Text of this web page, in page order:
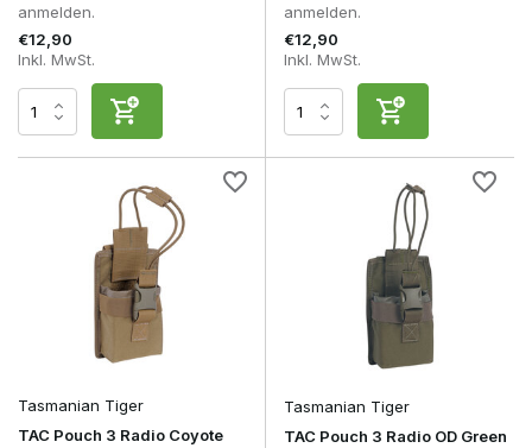
Modelle von Templar’s Gear, Tasmanian Tiger und Warrior
Assault Systems sind darüber hinaus in IRR-Ausführungen
(Infrared Reflective Reduction) erhältlich – für Nutzer, die ihre
Ausrüstung an professionelle militärische Spezifikationen
anpassen möchten.
Wo bringt man eine Funkgerätetasche an?
Die richtige Anbringung einer Funkgerätetasche entscheidet
nicht nur darüber, wie schnell du an dein Funkgerät
herankommst, sondern auch darüber, wie bequem sich deine
Ausrüstung tragen lässt. Ein Funkgerät muss gut erreichbar
sein, ohne andere Taschen zu blockieren, während die
Antenne für einen optimalen Betrieb ausreichend frei bleiben
Die meisten Spieler befestigen eine Funkgerätetasche an der
das Funkgerät leicht erreichbar und die Antenne kann
senkrecht nach oben ausgerichtet werden. Außerdem lässt
anmelden.
€12,90
Inkl. MwSt.
anmelden.
€12,90
Inkl. MwSt.
Tasmanian Tiger
TAC Pouch 3 Radio Coyote
Tasmanian Tiger
TAC Pouch 3 Radio OD Green